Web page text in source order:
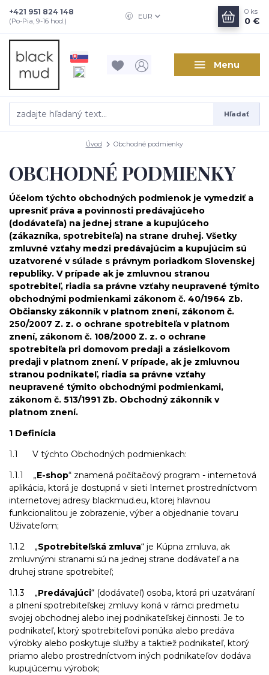
Menu
EUR
Hľadať
+421 951 824 148
(Po-Pia, 9-16 hod.)
0 ks
0 €
Úvod Obchodné podmienky
OBCHODNÉ PODMIENKY
Účelom týchto obchodných podmienok je vymedziť a
upresniť práva a povinnosti predávajúceho
(dodávateľa) na jednej strane a kupujúceho
(zákazníka, spotrebiteľa) na strane druhej. Všetky
zmluvné vzťahy medzi predávajúcim a kupujúcim sú
uzatvorené v súlade s právnym poriadkom Slovenskej
republiky. V prípade ak je zmluvnou stranou
spotrebiteľ, riadia sa právne vzťahy neupravené týmito
obchodnými podmienkami zákonom č. 40/1964 Zb.
Občiansky zákonník v platnom znení, zákonom č.
250/2007 Z. z. o ochrane spotrebiteľa v platnom
znení, zákonom č. 108/2000 Z. z. o ochrane
spotrebiteľa pri domovom predaji a zásielkovom
predaji v platnom znení. V prípade, ak je zmluvnou
stranou podnikateľ, riadia sa právne vzťahy
neupravené týmito obchodnými podmienkami,
zákonom č. 513/1991 Zb. Obchodný zákonník v
platnom znení.
1 Definícia
1.1 V týchto Obchodných podmienkach:
1.1.1 „E-shop“ znamená počítačový program - internetová
aplikácia, ktorá je dostupná v sieti Internet prostredníctvom
internetovej adresy blackmud.eu, ktorej hlavnou
funkcionalitou je zobrazenie, výber a objednanie tovaru
Uživateľom;
1.1.2 „Spotrebiteľská zmluva“ je Kúpna zmluva, ak
zmluvnými stranami sú na jednej strane dodávateľ a na
druhej strane spotrebiteľ;
1.1.3 „Predávajúci“ (dodávateľ) osoba, ktorá pri uzatváraní
a plnení spotrebiteľskej zmluvy koná v rámci predmetu
svojej obchodnej alebo inej podnikateľskej činnosti. Je to
podnikateľ, ktorý spotrebiteľovi ponúka alebo predáva
výrobky alebo poskytuje služby a taktiež podnikateľ, ktorý
priamo alebo prostredníctvom iných podnikateľov dodáva
kupujúcemu výrobok;